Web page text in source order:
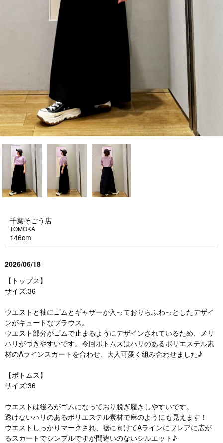
千葉そごう店
TOMOKA
146cm
2026/06/18
【トップス】
サイズ:36
ウエストと袖にゴムとギャザーが入っておりらふわっとしたデザイ
ンがキュートなブラウス。
ウエスト部分がゴムで止まるようにデザインされているため、メリ
ハリがつきやすいです。今回ボトムスはハリのあるポリエステル素
材のAラインスカートを合わせ、大人可愛く組み合わせました♪
【ボトムス】
サイズ:36
ウエストは後ろがゴムになっており脱ぎ履きしやすいです。
透けないハリのあるポリエステル素材で麻のようにも見えます！
ウエストしっかりマークされ、裾に向けてAラインにフレアに広が
るスカートでシンプルですが間違いのないシルエット♪